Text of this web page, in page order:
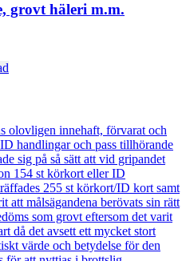
grovt häleri m.m.
olovligen innehaft, förvarat och
handlingar och pass tillhörande
sig på så sätt att vid gripandet
154 st körkort eller ID
255 st körkort/ID kort samt
att målsägandena berövats sin rätt
som grovt eftersom det varit
då det avsett ett mycket stort
värde och betydelse för den